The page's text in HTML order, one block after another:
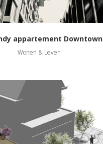
appartement Downtown
Wonen & Leven